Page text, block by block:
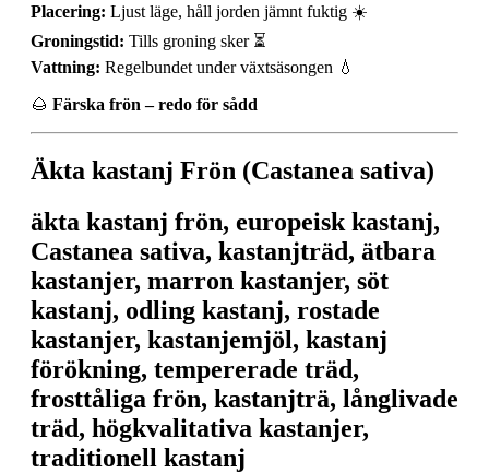
Placering: Ljust läge, håll jorden jämnt fuktig ☀️
Groningstid: Tills groning sker ⏳
Vattning: Regelbundet under växtsäsongen 💧
🌰 Färska frön – redo för sådd
Äkta kastanj Frön (Castanea sativa)
äkta kastanj frön, europeisk kastanj,
Castanea sativa, kastanjträd, ätbara
kastanjer, marron kastanjer, söt
kastanj, odling kastanj, rostade
kastanjer, kastanjemjöl, kastanj
förökning, tempererade träd,
frosttåliga frön, kastanjträ, långlivade
träd, högkvalitativa kastanjer,
traditionell kastanj